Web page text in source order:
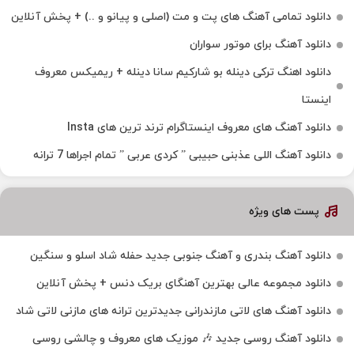
دانلود تمامی آهنگ های پت و مت (اصلی و پیانو و ..) + پخش آنلاین
دانلود آهنگ برای موتور سواران
دانلود اهنگ ترکی دینله بو شارکیم سانا دینله + ریمیکس معروف
اینستا
دانلود آهنگ‌ های معروف اینستاگرام ترند ترین های Insta
دانلود آهنگ اللی عذبنی حبیبی ” کردی عربی ” تمام اجراها 7 ترانه
پست های ویژه
دانلود آهنگ بندری و آهنگ جنوبی جدید حفله شاد اسلو و سنگین
دانلود مجموعه عالی بهترین آهنگای بریک دنس + پخش آنلاین
دانلود آهنگ‌ های لاتی مازندرانی جدیدترین ترانه های مازنی لاتی شاد
دانلود آهنگ روسی جدید 🎶 موزیک‌ های معروف و چالشی روسی